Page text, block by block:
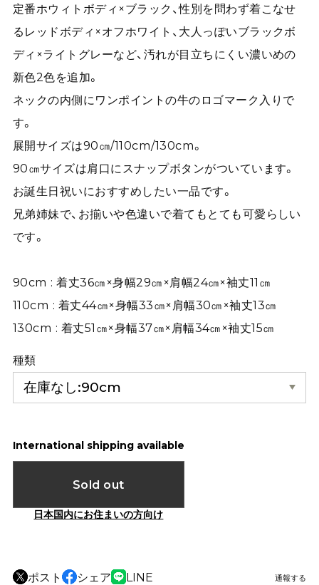
定番ホウィトボディ×ブラック、性別を問わず着こなせ
るレッドボディ×オフホワイト、大人っぽいブラックボ
ディ×ライトグレーなど、汚れが目立ちにくい濃いめの
新色2色を追加。
ネックの内側にワンポイントの牛のロゴマーク入りで
す。
展開サイズは90㎝/110cm/130cm。
90㎝サイズは肩口にスナップボタンがついています。
お誕生日祝いにおすすめしたい一品です。
兄弟姉妹で、お揃いや色違いで着てもとても可愛らしい
です。
90cm : 着丈36㎝×身幅29㎝×肩幅24㎝×袖丈11㎝
110cm : 着丈44㎝×身幅33㎝×肩幅30㎝×袖丈13㎝
130cm : 着丈51㎝×身幅37㎝×肩幅34㎝×袖丈15㎝
種類
International shipping available
Sold out
日本国内にお住まいの方向け
ポスト シェア LINE 通報する